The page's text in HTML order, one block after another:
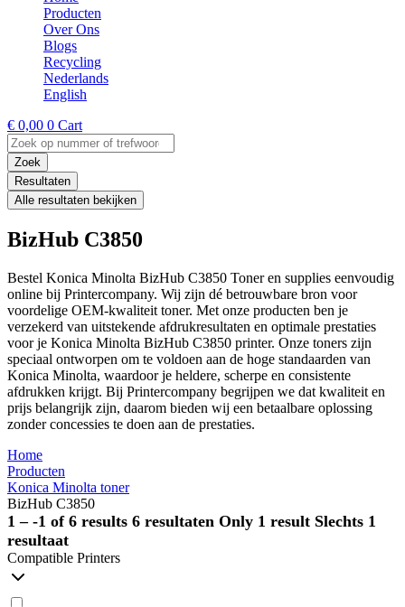
Producten
Over Ons
Blogs
Recycling
Nederlands
English
€ 0,00 0 Cart
Search
...Zoek
Resultaten
Alle resultaten bekijken
BizHub C3850
Bestel Konica Minolta BizHub C3850 Toner en supplies eenvoudig
online bij Printercompany. Wij zijn dé betrouwbare bron voor
voordelige OEM-kwaliteit toner. Met onze producten ben je
verzekerd van uitstekende afdrukresultaten en optimale prestaties
voor je Konica Minolta BizHub C3850 printer. Onze toners zijn
speciaal ontworpen om te voldoen aan de hoge standaarden van
Konica Minolta, waardoor je heldere, scherpe en consistente
afdrukken krijgt. Bij Printercompany begrijpen we dat kwaliteit en
prijs belangrijk zijn, daarom bieden wij een betaalbare oplossing
zonder concessies te doen aan de prestaties.
Home
Producten
Konica Minolta toner
BizHub C3850
1 – -1 of 6 results 6 resultaten Only 1 result Slechts 1
resultaat
Compatible Printers